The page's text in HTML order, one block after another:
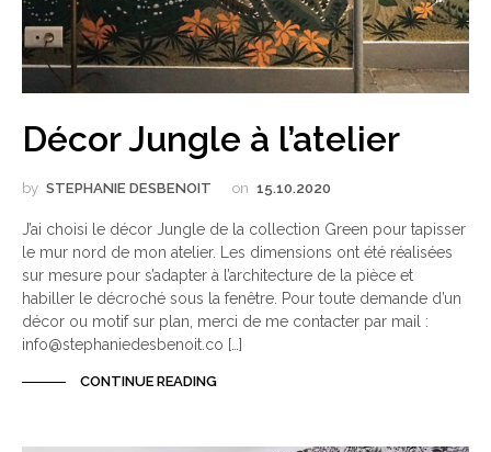
Décor Jungle à l’atelier
by STEPHANIE DESBENOIT on 15.10.2020
J’ai choisi le décor Jungle de la collection Green pour tapisser
le mur nord de mon atelier. Les dimensions ont été réalisées
sur mesure pour s’adapter à l’architecture de la pièce et
habiller le décroché sous la fenêtre. Pour toute demande d’un
décor ou motif sur plan, merci de me contacter par mail :
info@stephaniedesbenoit.co […]
CONTINUE READING